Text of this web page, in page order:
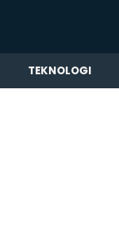
TEKNOLOGI